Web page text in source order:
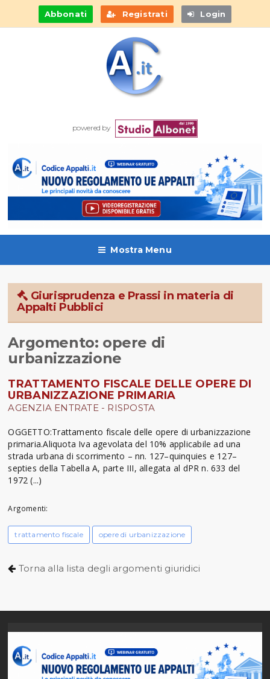
Abbonati Registrati Login
powered by
Mostra Menu
Giurisprudenza e Prassi in materia di
Appalti Pubblici
Argomento: opere di
urbanizzazione
TRATTAMENTO FISCALE DELLE OPERE DI
URBANIZZAZIONE PRIMARIA
AGENZIA ENTRATE - RISPOSTA
OGGETTO:Trattamento fiscale delle opere di urbanizzazione
primaria.Aliquota Iva agevolata del 10% applicabile ad una
strada urbana di scorrimento – nn. 127–quinquies e 127–
septies della Tabella A, parte III, allegata al dPR n. 633 del
1972 (...)
Argomenti:
trattamento fiscale opere di urbanizzazione
Torna alla lista degli argomenti giuridici